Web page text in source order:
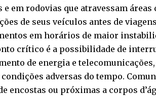
e em rodovias que atravessam
de seus veículos antes de
em horários de maior
crítico é a possibilidade de
de energia e
adversas do tempo.
encostas ou próximas a corpos